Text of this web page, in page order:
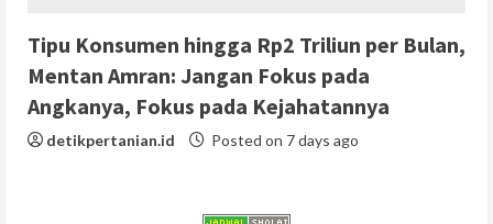
Tipu Konsumen hingga Rp2 Triliun per Bulan,
Mentan Amran: Jangan Fokus pada
Angkanya, Fokus pada Kejahatannya
detikpertanian.id Posted on 7 days ago